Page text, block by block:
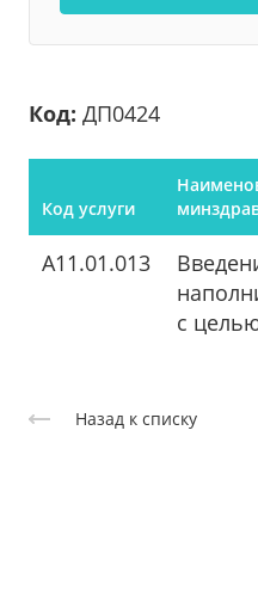
Код: ДП0424
Код услуги
A11.01.013
с
Назад к списку